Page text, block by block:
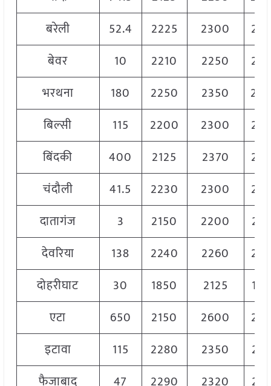
बरेली
52.4 2225 2300
बेवर
10 2210 2250
भरथना
180 2250 2350
बिल्सी
115 2200 2300
बिंदकी
400 2125 2370
चंदौली
41.5 2230 2300
दातागंज
3 2150 2200
देवरिया
138 2240 2260
दोहरीघाट
30 1850 2125
एटा
650 2150 2600
इटावा
115 2280 2350
फैजाबाद
47 2290 2320